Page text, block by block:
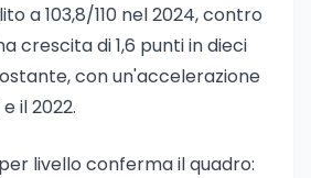
a 103,8/110 nel 2024, contro
crescita di 1,6 punti in dieci
con un'accelerazione
il 2022.
livello conferma il quadro: